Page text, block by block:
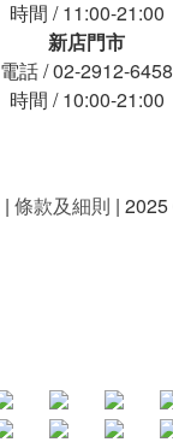
時間 / 11:00-21:00
新店門市
電話 / 02-2912-6458
時間 / 10:00-21:00
| 條款及細則 |